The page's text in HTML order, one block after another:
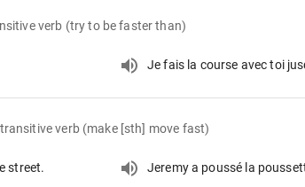
verb (try to be faster than)
Je fais la course avec toi
transitive verb (make [sth] move fast)
street.
Jeremy a poussé la